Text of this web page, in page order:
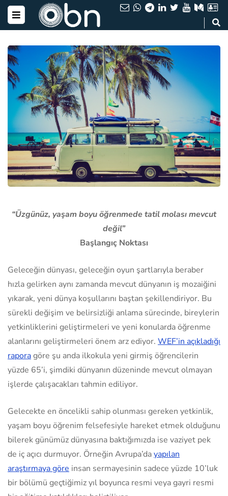
“Üzgünüz, yaşam boyu öğrenmede tatil molası mevcut
değil”
Başlangıç Noktası
Geleceğin dünyası, geleceğin oyun şartlarıyla beraber
hızla gelirken aynı zamanda mevcut dünyanın iş mozaiğini
yıkarak, yeni dünya koşullarını baştan şekillendiriyor. Bu
sürekli değişim ve belirsizliği anlama sürecinde, bireylerin
yetkinliklerini geliştirmeleri ve yeni konularda öğrenme
alanlarını geliştirmeleri önem arz ediyor. WEF’in açıkladığı
raporagöre şu anda ilkokula yeni girmiş öğrencilerin
yüzde 65’i, şimdiki dünyanın düzeninde mevcut olmayan
işlerde çalışacakları tahmin ediliyor.
Gelecekte en öncelikli sahip olunması gereken yetkinlik,
yaşam boyu öğrenim felsefesiyle hareket etmek olduğunu
bilerek günümüz dünyasına baktığımızda ise vaziyet pek
de iç açıcı durmuyor. Örneğin Avrupa’dayapılan
araştırmaya göre insan sermayesinin sadece yüzde 10’luk
bir bölümü geçtiğimiz yıl boyunca resmi veya gayri resmi